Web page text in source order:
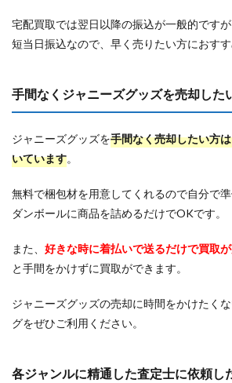
宅配買取では翌日以降の振込が一般的です
短当日振込なので、早く売りたい方におすす
手間なくジャニーズグッズを売却した
ジャニーズグッズを手間なく売却したい方
いています。
無料で梱包材を用意してくれるので自分で準
ダンボールに商品を詰めるだけでOKです。
また、 好きな時に着払いで送るだけで買取
と手間をかけずに買取ができます。
ジャニーズグッズの売却に時間をかけたく
グをぜひご利用ください。
各ジャンルに精通した査定士に依頼し